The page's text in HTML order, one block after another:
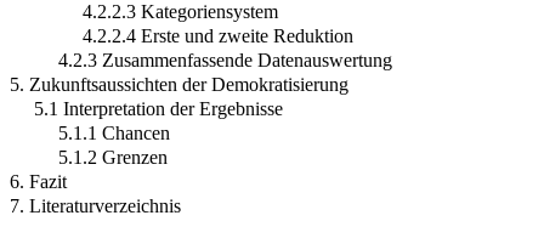
4.2.2.3 Kategoriensystem
4.2.2.4 Erste und zweite Reduktion
4.2.3 Zusammenfassende Datenauswertung
5. Zukunftsaussichten der Demokratisierung
5.1 Interpretation der Ergebnisse
5.1.1 Chancen
5.1.2 Grenzen
6. Fazit
7. Literaturverzeichnis